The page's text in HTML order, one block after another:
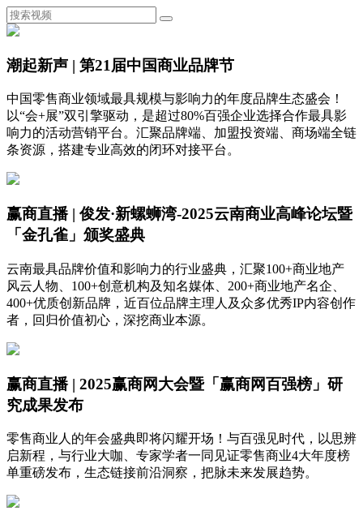
潮起新声 | 第21届中国商业品牌节
中国零售商业领域最具规模与影响力的年度品牌生态盛会！
以“会+展”双引擎驱动，是超过80%百强企业选择合作最具影
响力的活动营销平台。汇聚品牌端、加盟投资端、商场端全链
条资源，搭建专业高效的闭环对接平台。
赢商直播 | 俊发·新螺蛳湾-2025云南商业高峰论坛暨
「金孔雀」颁奖盛典
云南最具品牌价值和影响力的行业盛典，汇聚100+商业地产
风云人物、100+创意机构及知名媒体、200+商业地产名企、
400+优质创新品牌，近百位品牌主理人及众多优秀IP内容创作
者，回归价值初心，深挖商业本源。
赢商直播 | 2025赢商网大会暨「赢商网百强榜」研
究成果发布
零售商业人的年会盛典即将闪耀开场！与百强见时代，以思辨
启新程，与行业大咖、专家学者一同见证零售商业4大年度榜
单重磅发布，生态链接前沿洞察，把脉未来发展趋势。